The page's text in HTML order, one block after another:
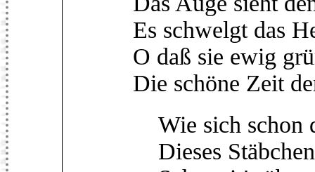
Es schwelgt das
O daß sie ewig
Die schöne Zeit
Wie sich schon
Dieses